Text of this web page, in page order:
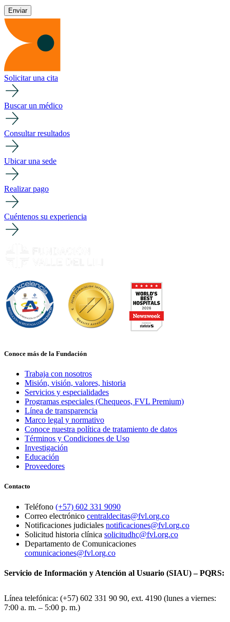
Solicitar una cita
Buscar un médico
Consultar resultados
Ubicar una sede
Realizar pago
Cuéntenos su experiencia
Conoce más de la Fundación
Trabaja con nosotros
Misión, visión, valores, historia
Servicios y especialidades
Programas especiales (Chequeos, FVL Premium)
Línea de transparencia
Marco legal y normativo
Conoce nuestra política de tratamiento de datos
Términos y Condiciones de Uso
Investigación
Educación
Proveedores
Contacto
Teléfono (+57) 602 331 9090
Correo electrónico centraldecitas@fvl.org.co
Notificaciones judiciales notificaciones@fvl.org.co
Solicitud historia clínica solicitudhc@fvl.org.co
Departamento de Comunicaciones
comunicaciones@fvl.org.co
Servicio de Información y Atención al Usuario (SIAU) – PQRS:
Línea telefónica: (+57) 602 331 90 90, ext. 4190 (lunes a viernes:
7:00 a. m. – 5:00 p. m.)